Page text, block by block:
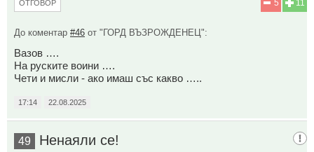
11
5
ОТГОВОР
До коментар #46 от "ГОРД ВЪЗРОЖДЕНЕЦ":
Вазов ….
На руските воини ….
Чети и мисли - ако имаш със какво …..
17:14 22.08.2025
49 Ненаяли се!